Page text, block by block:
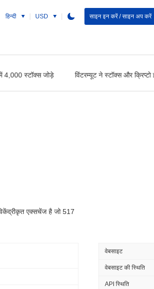
हिन्दी USD साइन इन करें / साइन अप करें
4,000 स्टॉक्स जोड़े विंटरम्यूट ने स्टॉक्स और क्रिप्टो
एक्सचेंज है जो 517
वेबसाइट
वेबसाइट की स्थिति
API स्थिति